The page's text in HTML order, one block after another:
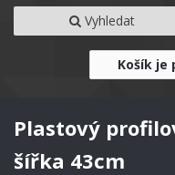
Vyhledat
Košík je
Plastový
šířka 43cm